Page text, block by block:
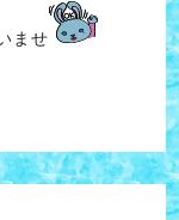
ませ